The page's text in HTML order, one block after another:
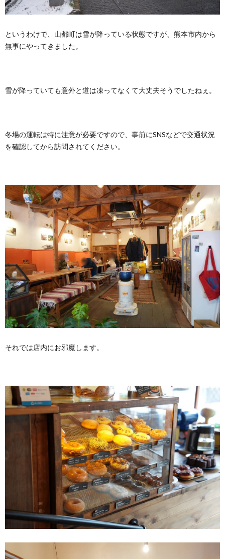
というわけで、山都町は雪が降っている状態ですが、熊本市内から
無事にやってきました。
雪が降っていても意外と道は凍ってなくて大丈夫そうでしたねぇ。
冬場の運転は特に注意が必要ですので、事前にSNSなどで交通状況
を確認してから訪問されてください。
それでは店内にお邪魔します。